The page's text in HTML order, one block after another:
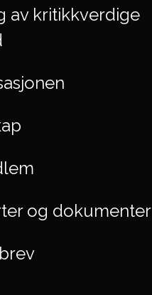
av kritikkverdige
og dokumenter